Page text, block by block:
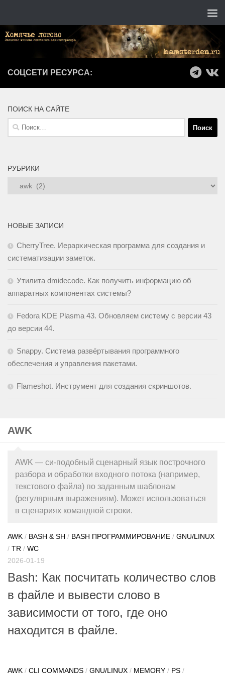
AWK
AWK — си-подобный сценарный язык построчного
разбора и обработки входного потока (например,
текстового файла) по заданным шаблонам
(регулярным выражениям). Может использоваться
в сценариях командной строки.
AWK / BASH & SH / BASH ПРОГРАММИРОВАНИЕ / GNU/LINUX
/ TR / WC
2026-01-19
Bash: Как посчитать количество слов
в файле и вывести слово в
зависимости от того, где оно
находится в файле.
AWK / CLI COMMANDS / GNU/LINUX / MEMORY / PS /
СОЦСЕТИ РЕСУРСА:
ПОИСК НА САЙТЕ
Найти:
РУБРИКИ
Рубрики
НОВЫЕ ЗАПИСИ
CherryTree. Иерархическая программа для создания и
систематизации заметок.
Утилита dmidecode. Как получить информацию об
аппаратных компонентах системы?
Fedora KDE Plasma 43. Обновляем систему с версии 43
до версии 44.
Snappy. Cистема развёртывания программного
обеспечения и управления пакетами.
Flameshot. Инструмент для создания скриншотов.